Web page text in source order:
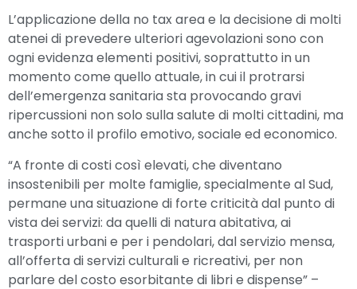
L’applicazione della no tax area e la decisione di molti
atenei di prevedere ulteriori agevolazioni sono con
ogni evidenza elementi positivi, soprattutto in un
momento come quello attuale, in cui il protrarsi
dell’emergenza sanitaria sta provocando gravi
ripercussioni non solo sulla salute di molti cittadini, ma
anche sotto il profilo emotivo, sociale ed economico.
“A fronte di costi così elevati, che diventano
insostenibili per molte famiglie, specialmente al Sud,
permane una situazione di forte criticità dal punto di
vista dei servizi: da quelli di natura abitativa, ai
trasporti urbani e per i pendolari, dal servizio mensa,
all’offerta di servizi culturali e ricreativi, per non
parlare del costo esorbitante di libri e dispense” –